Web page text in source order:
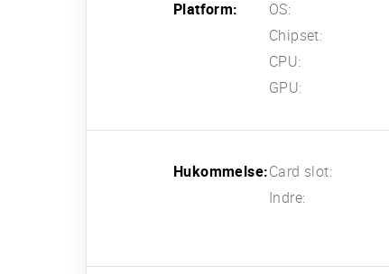
Platform: OS:
Chipset:
CPU:
GPU:
Hukommelse:Card slot:
Indre: